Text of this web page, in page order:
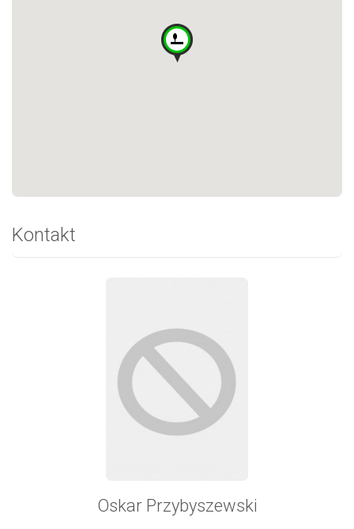
Kontakt
Oskar Przybyszewski